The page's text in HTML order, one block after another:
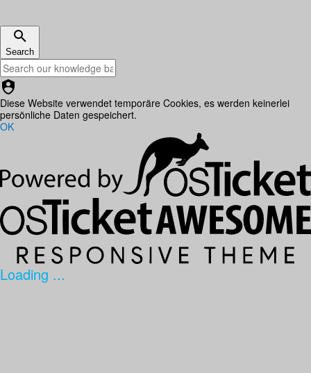
Search
Diese Website verwendet temporäre Cookies, es werden keinerlei
persönliche Daten gespeichert.
OK
Loading ...